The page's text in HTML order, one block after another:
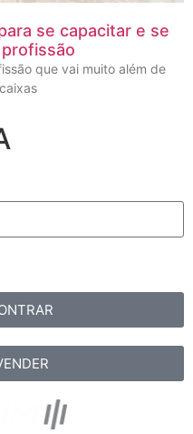
se capacitar e se
que vai muito além de